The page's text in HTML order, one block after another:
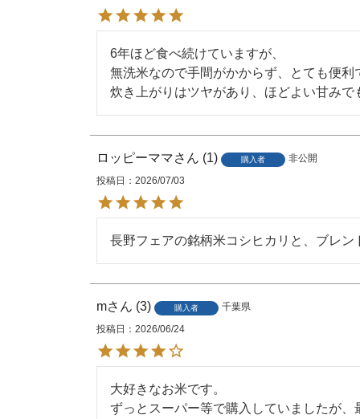
6年ほど食べ続けていますが、
無洗米なので手間がかからず、とても便利
炊き上がりはツヤがあり、ほどよい甘み
ロッピーママ 1 購入者
非公開
投稿日
2026/07/03
長野フェアの銘柄米コシヒカリと、ブレ
m 3 購入者
千葉県
投稿日
2026/06/24
大好きなお米です。
ずっとスーパー等で購入していましたが